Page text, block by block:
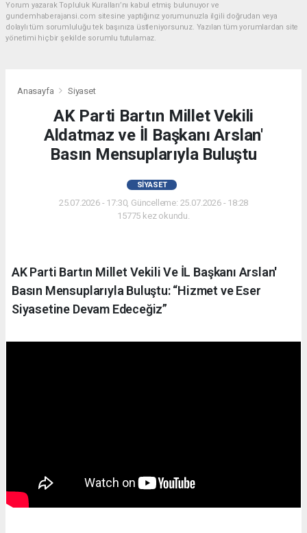
Yorum yazarak Topluluk Kuralları’nı kabul etmiş bulunuyor ve
gundemhaberajansi.com sitesine yaptığınız yorumunuzla ilgili doğrudan veya
dolaylı tüm sorumluluğu tek başınıza üstleniyorsunuz. Yazılan tüm yorumlardan site
yönetimi hiçbir şekilde sorumlu tutulamaz.
Anasayfa Siyaset
AK Parti Bartın Millet Vekili
Aldatmaz ve İl Başkanı Arslan'
Basın Mensuplarıyla Buluştu
SIYASET
25.07.2026 - 17:30, Güncelleme: 25.07.2026 - 18:28
15775 kez okundu.
AK Parti Bartın Millet Vekili Ve İL Başkanı Arslan'
Basın Mensuplarıyla Buluştu: “Hizmet ve Eser
Siyasetine Devam Edeceğiz”